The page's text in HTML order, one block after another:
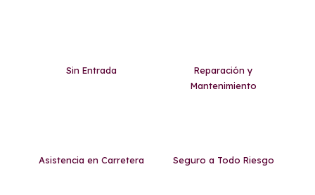
Sin Entrada
Reparación y
Mantenimiento
Asistencia en Carretera Seguro a Todo Riesgo